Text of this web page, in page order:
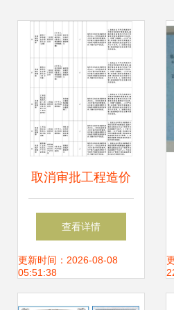
取消审批工程造价
咨询资质 市场放活
与监管升级的平衡
之道
查看详情
更新时间：2026-08-08
05:51:38